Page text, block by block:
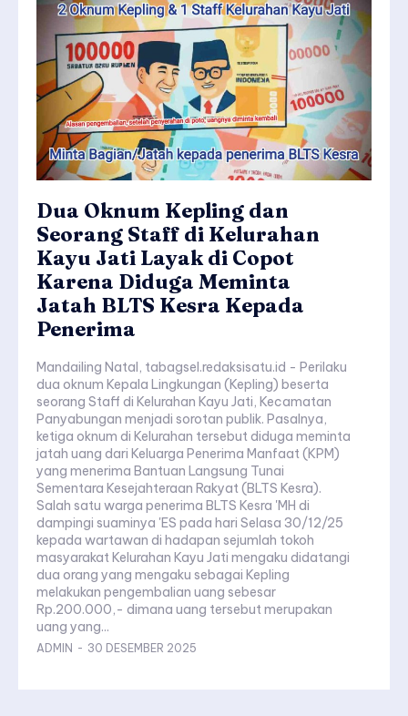
Dua Oknum Kepling dan
Seorang Staff di Kelurahan
Kayu Jati Layak di Copot
Karena Diduga Meminta
Jatah BLTS Kesra Kepada
Penerima
Mandailing Natal, tabagsel.redaksisatu.id - Perilaku
dua oknum Kepala Lingkungan (Kepling) beserta
seorang Staff di Kelurahan Kayu Jati, Kecamatan
Panyabungan menjadi sorotan publik. Pasalnya,
ketiga oknum di Kelurahan tersebut diduga meminta
jatah uang dari Keluarga Penerima Manfaat (KPM)
yang menerima Bantuan Langsung Tunai
Sementara Kesejahteraan Rakyat (BLTS Kesra).
Salah satu warga penerima BLTS Kesra 'MH di
dampingi suaminya 'ES pada hari Selasa 30/12/25
kepada wartawan di hadapan sejumlah tokoh
masyarakat Kelurahan Kayu Jati mengaku didatangi
dua orang yang mengaku sebagai Kepling
melakukan pengembalian uang sebesar
Rp.200.000,- dimana uang tersebut merupakan
uang yang...
ADMIN - 30 DESEMBER 2025